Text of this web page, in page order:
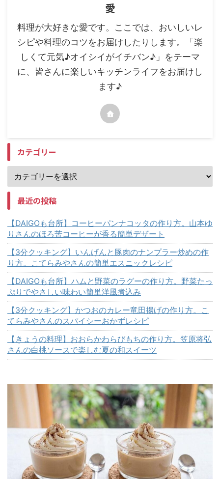
愛
料理が大好きな愛です。ここでは、おいしいレ
シピや料理のコツをお届けしたりします。「楽
しくて元気♪オイシイがイチバン♪」をテーマ
に、皆さんに楽しいキッチンライフをお届けし
ます♪
カテゴリー
最近の投稿
【DAIGOも台所】コーヒーパンナコッタの作り方。山本ゆ
りさんのほろ苦コーヒーが香る簡単デザート
【3分クッキング】いんげんと豚肉のナンプラー炒めの作
り方。こてらみやさんの簡単エスニックレシピ
【DAIGOも台所】ハムと野菜のラグーの作り方。野菜たっ
ぷりでやさしい味わい簡単洋風煮込み
【3分クッキング】かつおのカレー竜田揚げの作り方。こ
てらみやさんのスパイシーおかずレシピ
【きょうの料理】おおらかわらびもちの作り方。笠原将弘
さんの白桃ソースで楽しむ夏の和スイーツ